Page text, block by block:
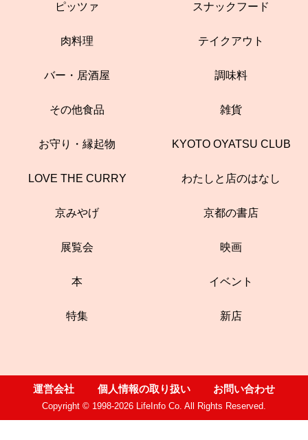
ピッツァ スナックフード
肉料理 テイクアウト
バー・居酒屋 調味料
その他食品 雑貨
お守り・縁起物 KYOTO OYATSU CLUB
LOVE THE CURRY わたしと店のはなし
京みやげ 京都の書店
展覧会 映画
本 イベント
特集 新店
運営会社 個人情報の取り扱い お問い合わせ
Copyright © 1998-2026 LifeInfo Co. All Rights Reserved.